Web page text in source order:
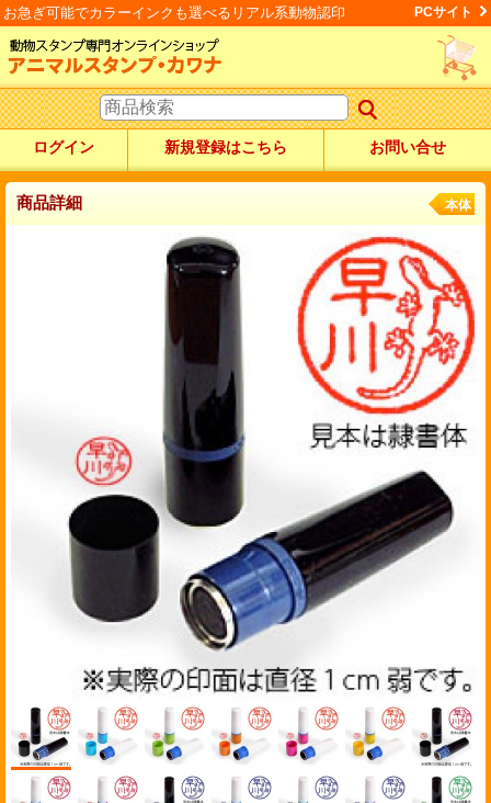
お急ぎ可能でカラーインクも選べるリアル系動物認印 PCサイト
ログイン 新規登録はこちら お問い合せ
商品詳細 本体